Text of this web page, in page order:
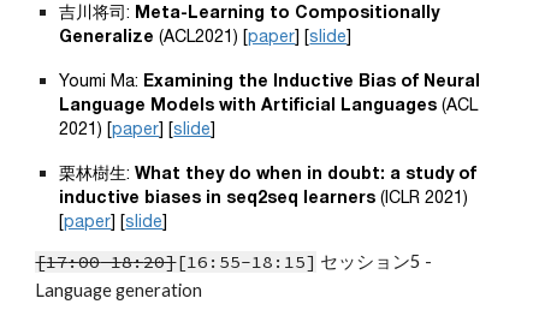
吉川将司: Meta-Learning to Compositionally
Generalize (ACL2021) [paper] [slide]
Youmi Ma: Examining the Inductive Bias of Neural
Language Models with Artificial Languages (ACL
2021) [paper] [slide]
栗林樹生: What they do when in doubt: a study of
inductive biases in seq2seq learners (ICLR 2021)
[paper] [slide]
[17:00-18:20][16:55-18:15]
Language generation